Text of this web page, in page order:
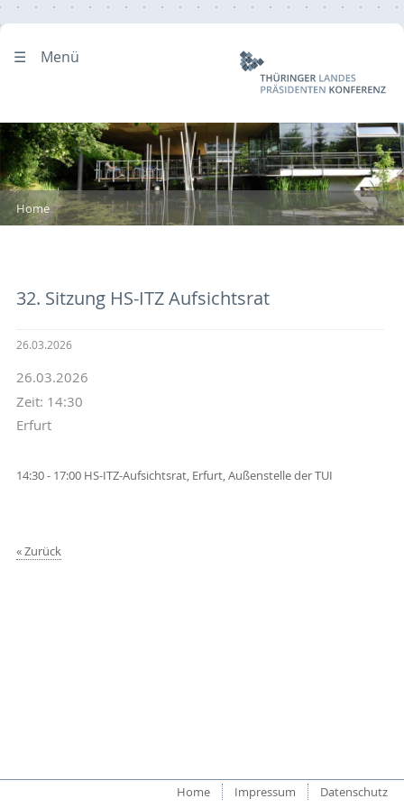
Menü
Home
32. Sitzung HS-ITZ Aufsichtsrat
26.03.2026
26.03.2026
Zeit: 14:30
Erfurt
14:30 - 17:00 HS-ITZ-Aufsichtsrat, Erfurt, Außenstelle der TUI
Zurück
Home Impressum Datenschutz